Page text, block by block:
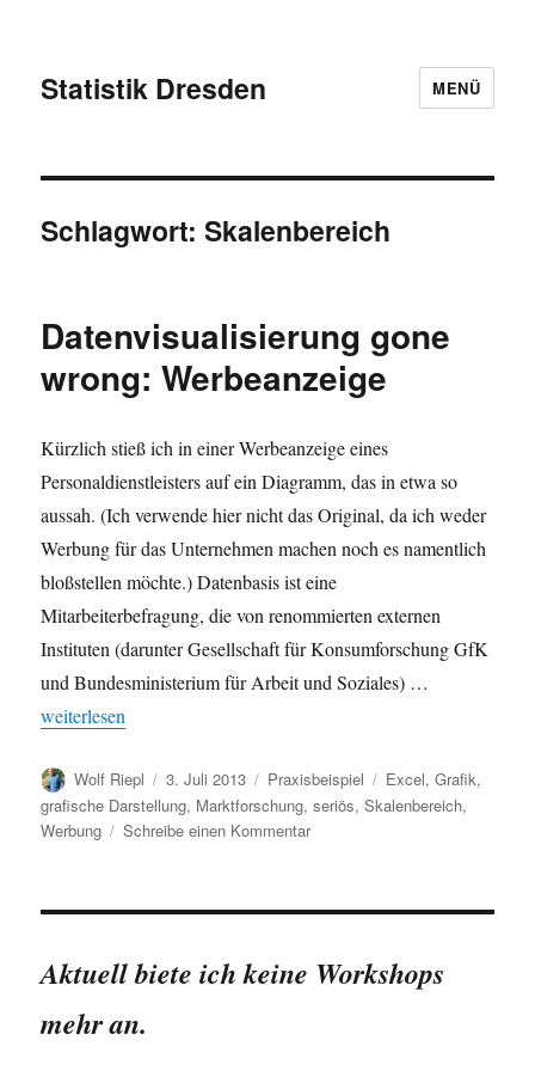
Statistik Dresden MENÜ
Schlagwort:Skalenbereich
Datenvisualisierung gone
wrong: Werbeanzeige
Kürzlich stieß ich in einer Werbeanzeige eines
Personaldienstleisters auf ein Diagramm, das in etwa so
aussah. (Ich verwende hier nicht das Original, da ich weder
Werbung für das Unternehmen machen noch es namentlich
bloßstellen möchte.) Datenbasis ist eine
Mitarbeiterbefragung, die von renommierten externen
Instituten (darunter Gesellschaft für Konsumforschung GfK
und Bundesministerium für Arbeit und Soziales) …
„Datenvisualisierung gone wrong: Werbeanzeige“
weiterlesen
Autor
Wolf Riepl
Veröffentlicht
am
3. Juli 2013 Kategorien
Praxisbeispiel Schlagwörter
Excel,Grafik,
grafische Darstellung, Marktforschung,seriös,Skalenbereich,
Werbung
Schreibe einen Kommentarzu
wrong:
Aktuell biete ich keine Workshops
mehr an.